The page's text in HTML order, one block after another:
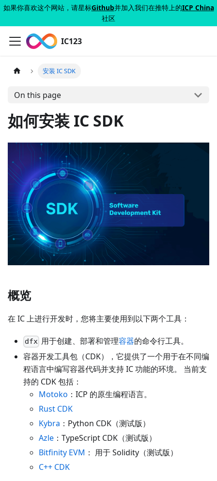
如果你喜欢这个网站，请星标Github并加入我们在推特上的ICP China
社区
IC123
安装 IC SDK
On this page
如何安装 IC SDK
概览
在 IC 上进行开发时，您将主要使用到以下两个工具：
dfx 用于创建、部署和管理容器的命令行工具。
容器开发工具包（CDK），它提供了一个用于在不同编
程语言中编写容器代码并支持 IC 功能的环境。 当前支
持的 CDK 包括：
Motoko ：ICP 的原生编程语言。
Rust CDK
Kybra ：Python CDK（测试版）
Azle ：TypeScript CDK（测试版）
Bitfinity EVM ： 用于 Solidity（测试版）
C++ CDK